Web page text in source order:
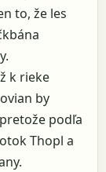
to, že les
k rieke
by
podľa
Thopl a